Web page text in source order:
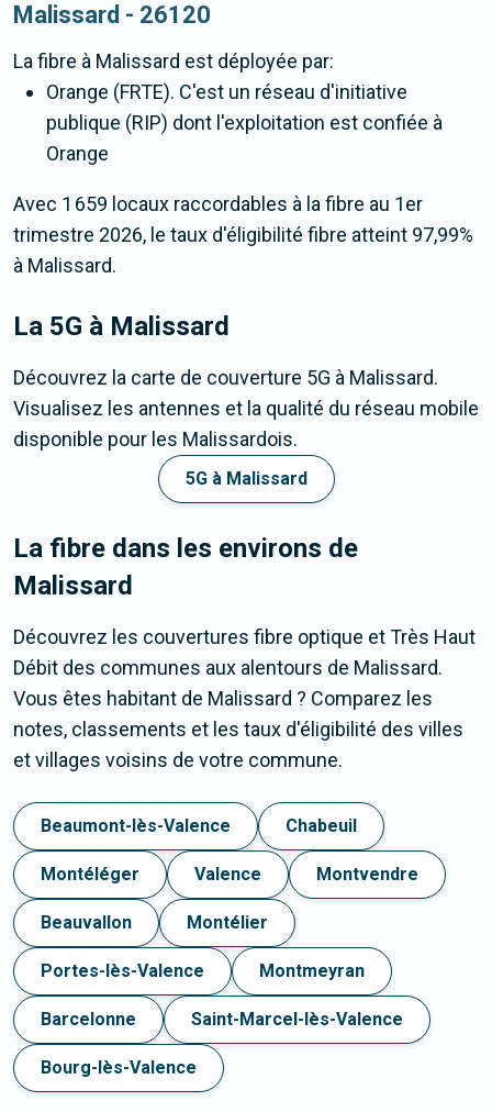
Malissard - 26120
La fibre à Malissard est déployée par:
Orange (FRTE). C'est un réseau d'initiative
publique (RIP) dont l'exploitation est confiée à
Orange
Avec 1 659 locaux raccordables à la fibre au 1er
trimestre 2026, le taux d'éligibilité fibre atteint 97,99%
à Malissard.
La 5G à Malissard
Découvrez la carte de couverture 5G à Malissard.
Visualisez les antennes et la qualité du réseau mobile
disponible pour les Malissardois.
5G à Malissard
La fibre dans les environs de
Malissard
Découvrez les couvertures fibre optique et Très Haut
Débit des communes aux alentours de Malissard.
Vous êtes habitant de Malissard ? Comparez les
notes, classements et les taux d'éligibilité des villes
et villages voisins de votre commune.
Beaumont-lès-Valence Chabeuil
Montéléger Valence Montvendre
Beauvallon Montélier
Portes-lès-Valence Montmeyran
Barcelonne Saint-Marcel-lès-Valence
Bourg-lès-Valence